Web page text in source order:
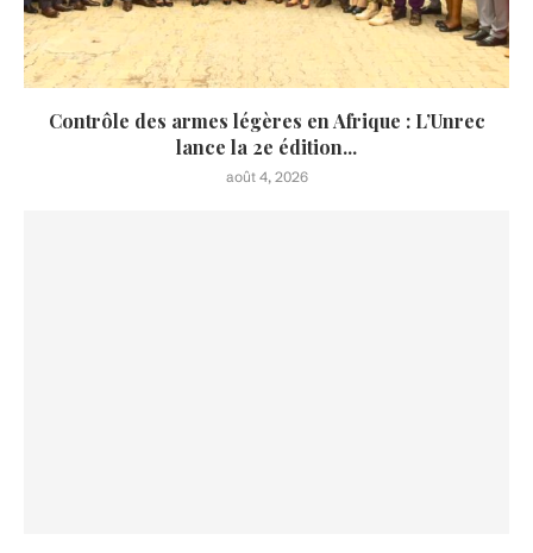
Contrôle des armes légères en Afrique : L’Unrec
lance la 2e édition...
août 4, 2026